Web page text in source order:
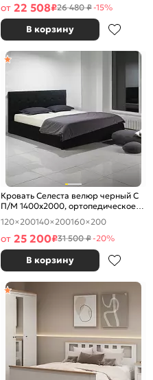
от 22 508₽26 480 ₽-15%
В корзину
Кровать Селеста велюр черный С
П/М 1400x2000, ортопедическое
основание, изголовье мягкое
120×200140×200160×200
от 25 200₽31 500 ₽-20%
В корзину